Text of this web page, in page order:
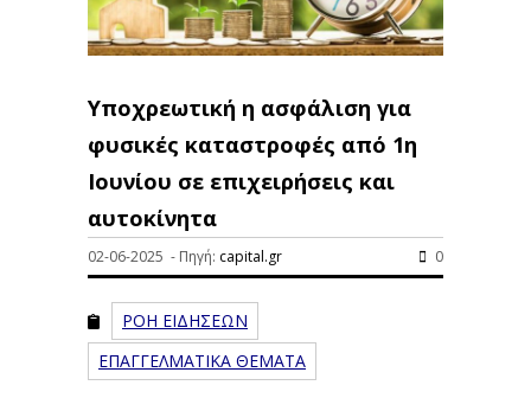
Υποχρεωτική η ασφάλιση για
φυσικές καταστροφές από 1η
Ιουνίου σε επιχειρήσεις και
αυτοκίνητα
02-06-2025 - Πηγή: capital.gr 0
ΡΟΗ ΕΙΔΗΣΕΩΝ
ΕΠΑΓΓΕΛΜΑΤΙΚΑ ΘΕΜΑΤΑ